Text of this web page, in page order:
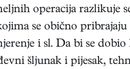
operacija razlikuje
se obično
i sl. Da bi se
šljunak i pijesak,